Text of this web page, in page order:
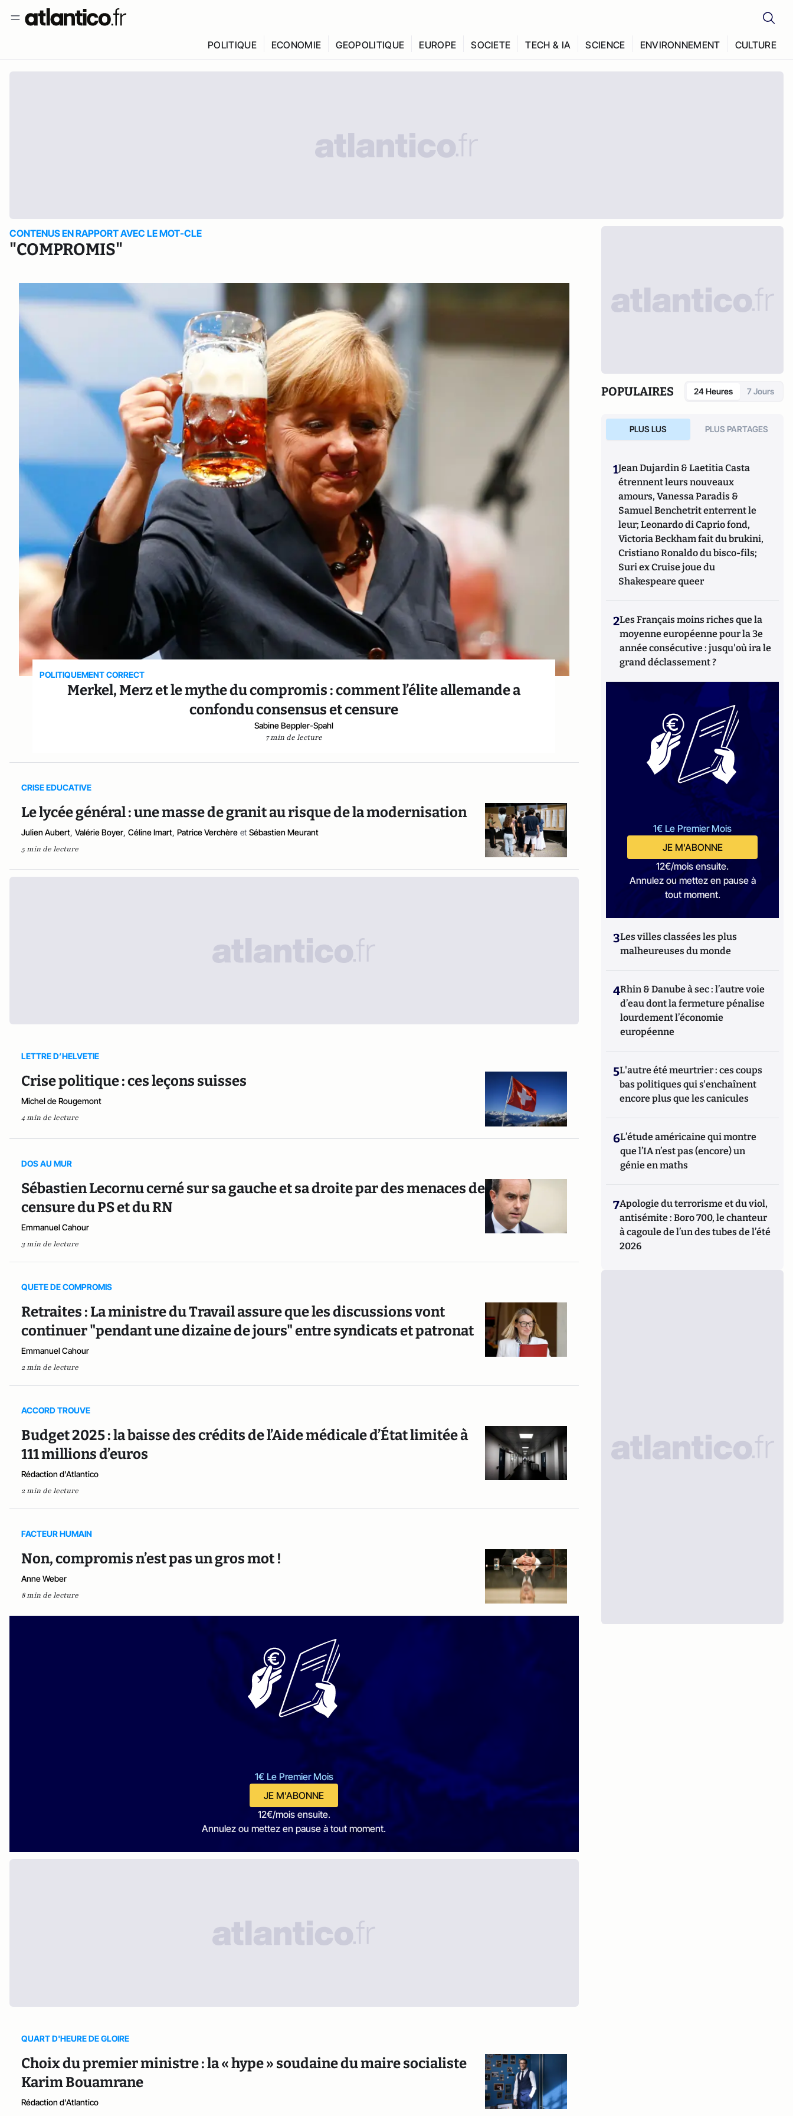
POLITIQUE ECONOMIE GEOPOLITIQUE EUROPE SOCIETE TECH & IA SCIENCE ENVIRONNEMENT CULTURE
CONTENUS EN RAPPORT AVEC LE MOT-CLE
"COMPROMIS"
POLITIQUEMENT CORRECT
Merkel, Merz et le mythe du compromis : comment l’élite allemande a
confondu consensus et censure
Sabine Beppler-Spahl
7 min de lecture
CRISE EDUCATIVE
Le lycée général : une masse de granit au risque de la modernisation
Julien Aubert, Valérie Boyer, Céline Imart, Patrice Verchère et Sébastien Meurant
5 min de lecture
LETTRE D’HELVETIE
Crise politique : ces leçons suisses
Michel de Rougemont
4 min de lecture
DOS AU MUR
Sébastien Lecornu cerné sur sa gauche et sa droite par des menaces de
censure du PS et du RN
Emmanuel Cahour
3 min de lecture
QUETE DE COMPROMIS
Retraites : La ministre du Travail assure que les discussions vont
continuer "pendant une dizaine de jours" entre syndicats et patronat
Emmanuel Cahour
2 min de lecture
ACCORD TROUVE
Budget 2025 : la baisse des crédits de l’Aide médicale d’État limitée à
111 millions d’euros
Rédaction d'Atlantico
2 min de lecture
FACTEUR HUMAIN
Non, compromis n’est pas un gros mot !
Anne Weber
8 min de lecture
1€ Le Premier Mois
JE M'ABONNE
12€/mois ensuite.
Annulez ou mettez en pause à tout moment.
QUART D'HEURE DE GLOIRE
Choix du premier ministre : la « hype » soudaine du maire socialiste
Karim Bouamrane
Rédaction d'Atlantico
POPULAIRES 24 Heures 7 Jours
PLUS LUS PLUS PARTAGES
1Jean Dujardin & Laetitia Casta
étrennent leurs nouveaux
amours, Vanessa Paradis &
Samuel Benchetrit enterrent le
leur; Leonardo di Caprio fond,
Victoria Beckham fait du brukini,
Cristiano Ronaldo du bisco-fils;
Suri ex Cruise joue du
Shakespeare queer
2Les Français moins riches que la
moyenne européenne pour la 3e
année consécutive : jusqu'où ira le
grand déclassement ?
1€ Le Premier Mois
JE M'ABONNE
12€/mois ensuite.
Annulez ou mettez en pause à
tout moment.
3Les villes classées les plus
malheureuses du monde
4Rhin & Danube à sec : l’autre voie
d’eau dont la fermeture pénalise
lourdement l’économie
européenne
5L'autre été meurtrier : ces coups
bas politiques qui s'enchaînent
encore plus que les canicules
6L’étude américaine qui montre
que l’IA n’est pas (encore) un
génie en maths
7Apologie du terrorisme et du viol,
antisémite : Boro 700, le chanteur
à cagoule de l’un des tubes de l’été
2026